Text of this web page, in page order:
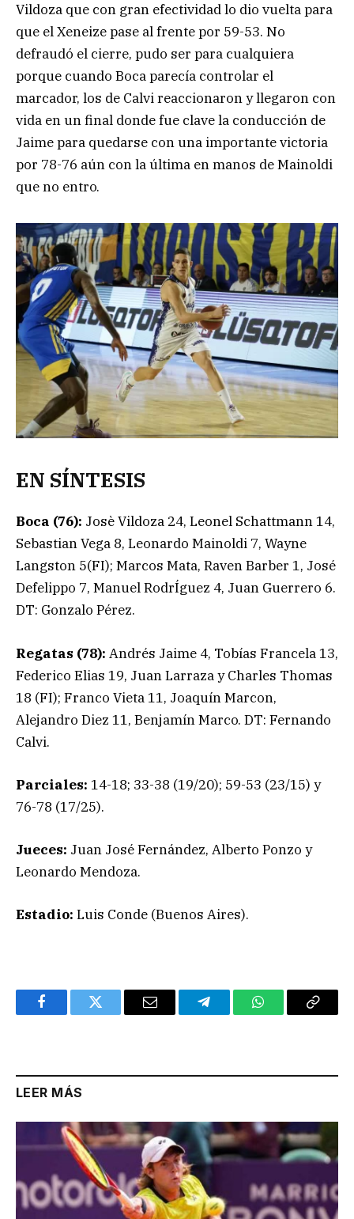
Vildoza que con gran efectividad lo dio vuelta para
que el Xeneize pase al frente por 59-53. No
defraudó el cierre, pudo ser para cualquiera
porque cuando Boca parecía controlar el
marcador, los de Calvi reaccionaron y llegaron con
vida en un final donde fue clave la conducción de
Jaime para quedarse con una importante victoria
por 78-76 aún con la última en manos de Mainoldi
que no entro.
EN SÍNTESIS
Boca (76): Josè Vildoza 24, Leonel Schattmann 14,
Sebastian Vega 8, Leonardo Mainoldi 7, Wayne
Langston 5(FI); Marcos Mata, Raven Barber 1, José
Defelippo 7, Manuel RodrÍguez 4, Juan Guerrero 6.
DT: Gonzalo Pérez.
Regatas (78): Andrés Jaime 4, Tobías Francela 13,
Federico Elias 19, Juan Larraza y Charles Thomas
18 (FI); Franco Vieta 11, Joaquín Marcon,
Alejandro Diez 11, Benjamín Marco. DT: Fernando
Calvi.
Parciales: 14-18; 33-38 (19/20); 59-53 (23/15) y
76-78 (17/25).
Jueces: Juan José Fernández, Alberto Ponzo y
Leonardo Mendoza.
Estadio: Luis Conde (Buenos Aires).
FacebookTwitter Email TelegramWhatsAppCopy
LEER MÁS